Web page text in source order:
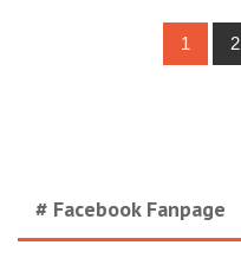
Posts navigation
1 2
# Facebook Fanpage